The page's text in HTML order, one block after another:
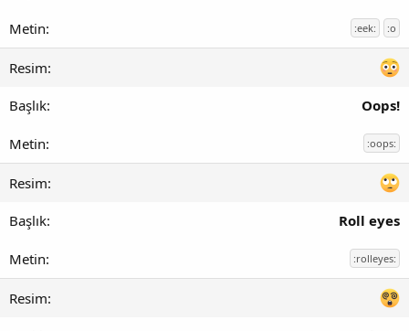
:eek: :o
Oops!
:oops:
Roll eyes
:rolleyes: